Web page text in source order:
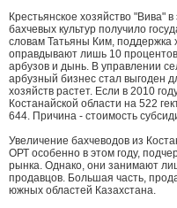
Крестьянское хозяйство "Вива"
бахчевых культур получило
словам Татьяны Ким, поддержка
оправдывают лишь 10
арбузов и дынь. В управлении
арбузный бизнес стал выгоден
хозяйств растет. Если в 2010
Костанайской области на 522
644. Причина - стоимость
Увеличение бахчеводов из
ОРТ особенно в этом году,
рынка. Однако, они занимают
продавцов. Большая часть,
южных областей Казахстана.